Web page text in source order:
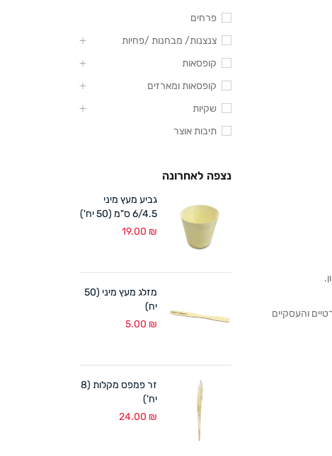
את לקוחותנו הפרטיים והעסקיים
פרחים
צנצנות/ מבחנות /פחיות
קופסאות
קופסאות ומארזים
שקיות
תיבות אוצר
נצפה לאחרונה
גביע מעץ מיני
6/4.5 ס"מ (50 יח')
19.00 ₪
מזלג מעץ מיני (50
יח)
5.00 ₪
זר פמפס מקלות (8
יח')
24.00 ₪